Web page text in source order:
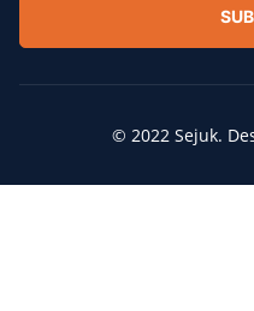
© 2022 Sejuk.